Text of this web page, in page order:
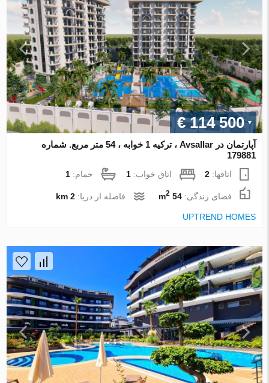
€ 114 500
آپارتمان در Avsallar ، ترکیه 1 خوابه ، 54 متر مربع. شماره
179881
اتاقها:2 اتاق خواب:1 حمام:1
فضای زندگی:54 m
2 فاصله از دریا:2 km
UPTREND HOMES